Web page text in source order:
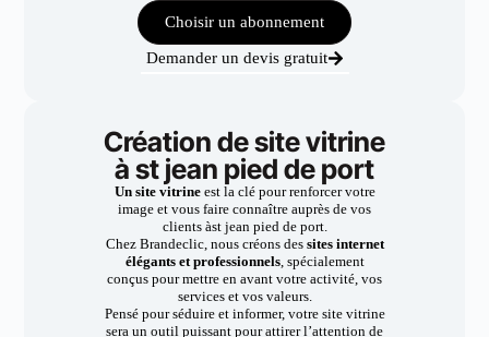
Choisir un abonnement
Demander un devis gratuit
Création de site vitrine
à st jean pied de port
Un site vitrineest la clé pour renforcer votre
image et vous faire connaître auprès de vos
clients àst jean pied de port.
Chez Brandeclic, nous créons dessites internet
élégants et professionnels, spécialement
conçus pour mettre en avant votre activité, vos
services et vos valeurs.
Pensé pour séduire et informer, votre site vitrine
sera un outil puissant pour attirer l’attention de